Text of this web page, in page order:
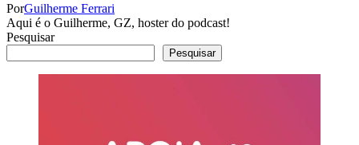
PorGuilherme Ferrari
Aqui é o Guilherme, GZ, hoster do podcast!
Pesquisar
Pesquisar